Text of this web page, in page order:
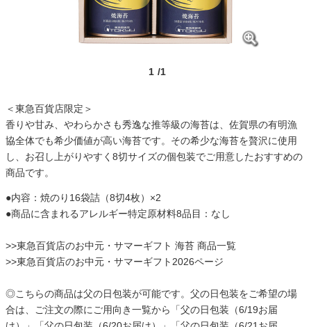
1 /1
＜東急百貨店限定＞
香りや甘み、やわらかさも秀逸な推等級の海苔は、佐賀県の有明漁
協全体でも希少価値が高い海苔です。その希少な海苔を贅沢に使用
し、お召し上がりやすく8切サイズの個包装でご用意したおすすめの
商品です。
●内容：焼のり16袋詰（8切4枚）×2
●商品に含まれるアレルギー特定原材料8品目：なし
>>東急百貨店のお中元・サマーギフト 海苔 商品一覧
>>東急百貨店のお中元・サマーギフト2026ページ
◎こちらの商品は父の日包装が可能です。父の日包装をご希望の場
合は、ご注文の際にご用向き一覧から「父の日包装（6/19お届